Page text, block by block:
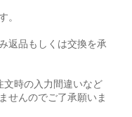
。
返品もしくは交換を承
文時の入力間違いなど
せんのでご了承願いま